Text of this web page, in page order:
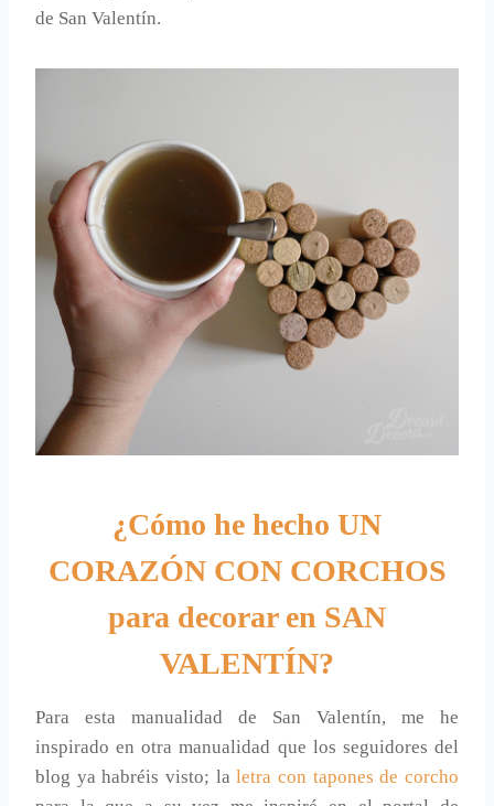
de San Valentín.
¿Cómo he hecho UN
CORAZÓN CON CORCHOS
para decorar en SAN
VALENTÍN?
Para esta manualidad de San Valentín, me he
inspirado en otra manualidad que los seguidores del
blog ya habréis visto; laletra con tapones de corcho